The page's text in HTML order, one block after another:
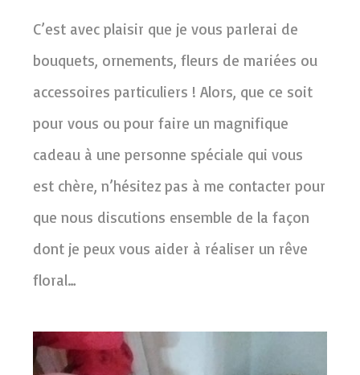
C’est avec plaisir que je vous parlerai de
bouquets, ornements, fleurs de mariées ou
accessoires particuliers ! Alors, que ce soit
pour vous ou pour faire un magnifique
cadeau à une personne spéciale qui vous
est chère, n’hésitez pas à me contacter pour
que nous discutions ensemble de la façon
dont je peux vous aider à réaliser un rêve
floral…